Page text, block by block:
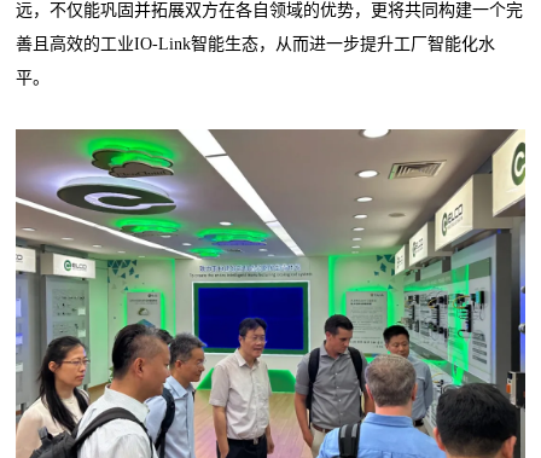
远，不仅能巩固并拓展双方在各自领域的优势，更将共同构建一个完
善且高效的工业IO-Link智能生态，从而进一步提升工厂智能化水
平。